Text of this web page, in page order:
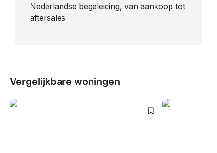
Nederlandse begeleiding, van aankoop tot
aftersales
Vergelijkbare woningen